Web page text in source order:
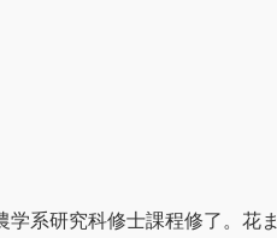
系研究科修士課程修了。花ま